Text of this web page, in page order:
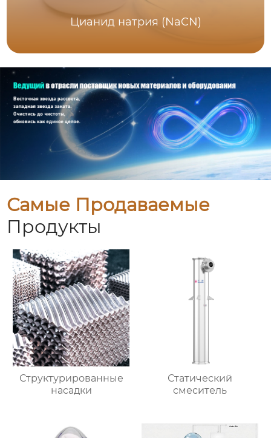
Цианид натрия (NaCN)
Самые Продаваемые
Продукты
Структурированные
насадки
Статический
смеситель